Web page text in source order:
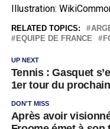
Illustration:
RELATED TOPICS:
EQUIPE DE FRANCE
UP NEXT
Tennis : Gasquet
1er tour du
DON'T MISS
Après avoir